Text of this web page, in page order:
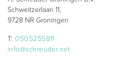
Schweitzerlaan 11,
9728 NR Groningen
T:0505255811
info@schreuder.net